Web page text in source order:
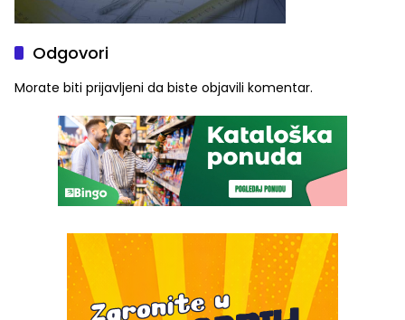
Odgovori
Morate biti prijavljeni da biste objavili komentar.